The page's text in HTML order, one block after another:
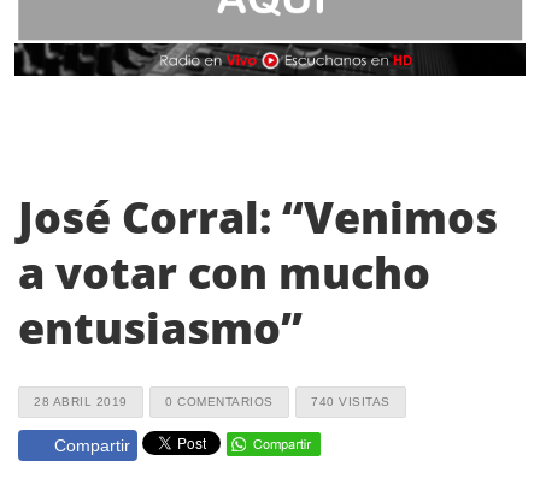
José Corral: “Venimos
a votar con mucho
entusiasmo”
28 ABRIL 2019 0 COMENTARIOS 740 VISITAS
Compartir